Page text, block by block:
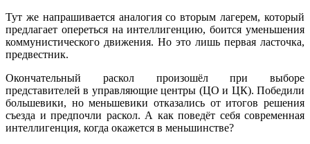
Тут же напрашивается аналогия со вторым лагерем, который
предлагает опереться на интеллигенцию, боится уменьшения
коммунистического движения. Но это лишь первая ласточка,
предвестник.
Окончательный раскол произошёл при выборе
представителей в управляющие центры (ЦО и ЦК). Победили
большевики, но меньшевики отказались от итогов решения
съезда и предпочли раскол. А как поведёт себя современная
интеллигенция, когда окажется в меньшинстве?